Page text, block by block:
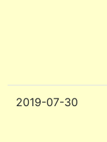
2019-07-30